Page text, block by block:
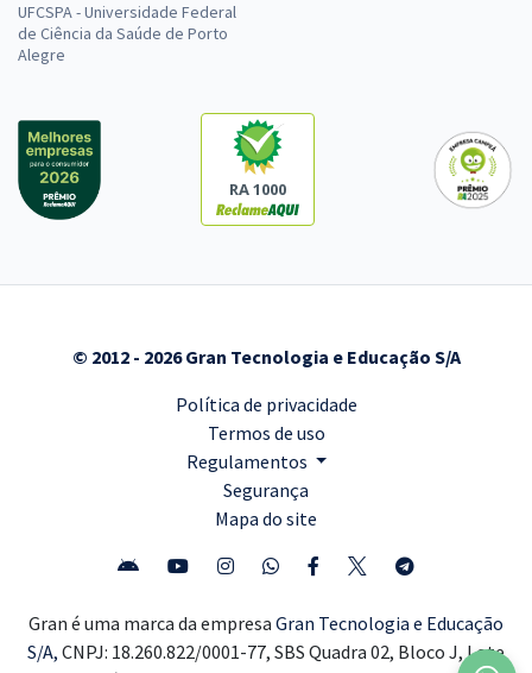
UFCSPA - Universidade Federal
de Ciência da Saúde de Porto
Alegre
RA 1000
© 2012 - 2026 Gran Tecnologia e Educação S/A
Política de privacidade
Termos de uso
Regulamentos
Segurança
Mapa do site
Gran é uma marca da empresa Gran Tecnologia e Educação
S/A, CNPJ: 18.260.822/0001-77, SBS Quadra 02, Bloco J, Lote